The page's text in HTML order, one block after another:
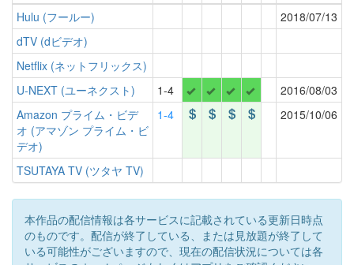
Hulu (フールー)
2018/07/13
dTV (dビデオ)
Netflix (ネットフリックス)
U-NEXT (ユーネクスト)
1-4
2016/08/03
Amazon プライム・ビデ
オ (アマゾン プライム・ビ
デオ)
1-4 2015/10/06
TSUTAYA TV (ツタヤ TV)
本作品の配信情報は各サービスに記載されている更新日時点
のものです。配信が終了している、または見放題が終了して
いる可能性がございますので、現在の配信状況については各